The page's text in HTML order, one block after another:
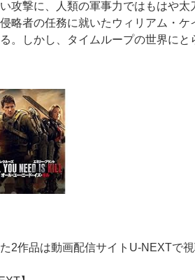
攻撃に、人類の軍事力ではもはや太
略者の任務に就いたウィリアム・ケ
。しかし、タイムループの世界にと
2作品は動画配信サイトU-NEXTで視